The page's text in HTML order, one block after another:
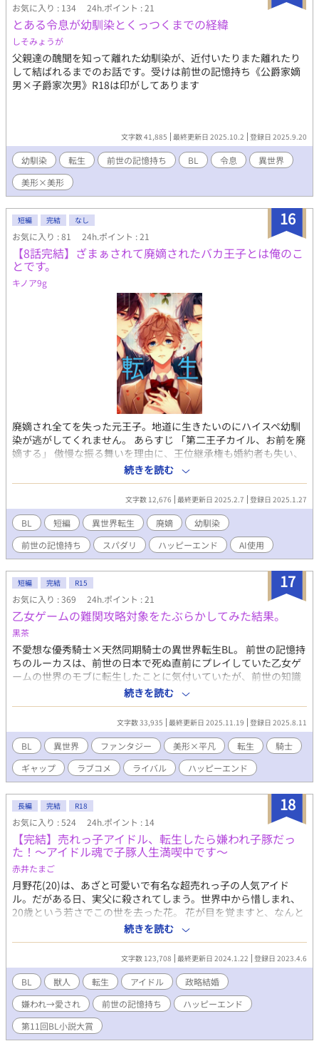
お気に入り : 134 24h.ポイント : 21
とある令息が幼馴染とくっつくまでの経緯
しそみょうが
父親達の醜聞を知って離れた幼馴染が、近付いたりまた離れたり
して結ばれるまでのお話です。受けは前世の記憶持ち《公爵家嫡
男×子爵家次男》R18は印がしてあります
文字数 41,885 最終更新日 2025.10.2 登録日 2025.9.20
幼馴染 転生 前世の記憶持ち BL 令息
異世界
美形×美形
16
短編 完結 なし
お気に入り : 81 24h.ポイント : 21
【8話完結】ざまぁされて廃嫡されたバカ王子とは俺のこ
とです。
キノア9g
廃嫡され全てを失った元王子。地道に生きたいのにハイスペ幼馴
染が逃がしてくれません。 あらすじ 「第二王子カイル、お前を廃
嫡する」 傲慢な振る舞いを理由に、王位継承権も婚約者も失い、
国外追放されたカイル。 絶望の最中、彼に蘇ったのは「ブラック
企業で使い潰された前世の記憶」だった。 「もう二度と、他人任
せにはしない」 前世の反省を活かし、隣国の冒険者ギルドで雑用
係（清掃員）として地道にやり直そうとするカイル。しかし、そ
んな彼を追いかけてきたのは、隣国の貴族であり幼馴染のレオナ
ードだった。 「君がどんな立場になろうと、僕にとっては君は君
だ」 落ちぶれたカイルに変わらぬ愛を注ぎ、元婚約者の悪意ある
噂からも守り抜くレオナード。 すべてを失った元バカ王子が、社
畜根性と幼馴染の溺愛によって幸せを掴むまでの、再起と愛の物
語。 全8話。
続きを読む
文字数 12,676 最終更新日 2025.2.7 登録日 2025.1.27
BL 短編 異世界転生 廃嫡
幼馴染
前世の記憶持ち
スパダリ ハッピーエンド AI使用
17
短編 完結 R15
お気に入り : 369 24h.ポイント : 21
乙女ゲームの難関攻略対象をたぶらかしてみた結果。
黒茶
不愛想な優秀騎士×天然同期騎士の異世界転生BL。 前世の記憶持
ちのルーカスは、前世の日本で死ぬ直前にプレイしていた乙女ゲ
ームの世界のモブに転生したことに気付いていたが、前世の知識
を活かすこともなく、その世界の魔法に魅せられて魔法騎士にな
った。 魔法騎士学院時代にゲームの難関攻略対象であるジークハ
ルトと出会ったが、前世で攻略に苦労させられたことを逆恨みし
てジークハルトを一方的にライバル視していたが一度も勝てない
まま、お互い別の騎士団に配属になり数年が過ぎた。 そして突然
ジークハルトがルーカスの騎士団に移動してきたことから、「せ
めてジークハルトの不愛想な表情を崩してみたい！乙女ゲームの
ときみたいにオレがジークハルトをたぶらかしてやる！」と頭が
悪すぎる作戦を決行することにしたのだが・・・ 誘い受けしたい
のにうまくできないかわいらしい受と、それでも距離がどんどん
近づいていく優秀攻のお話です。 全２０話の短めのラブコメで
す。 漫画の単行本に換算すると全１巻くらいです。 さくさくお話
がすすむので読みやすいと思います。 私の好きを詰め込みまし
た、よろしくお願いします！ 性的表現がある回には※をつけま
す。
続きを読む
文字数 33,935 最終更新日 2025.11.19 登録日 2025.8.11
BL 異世界 ファンタジー 美形×平凡 転生
騎士
ギャップ
ラブコメ ライバル ハッピーエンド
18
長編 完結 R18
お気に入り : 524 24h.ポイント : 14
【完結】売れっ子アイドル、転生したら嫌われ子豚だっ
た！～アイドル魂で子豚人生満喫中です～
赤井たまご
月野花(20)は、あざと可愛いで有名な超売れっ子の人気アイド
ル。だがある日、実父に殺されてしまう。世界中から惜しまれ、
20歳という若さでこの世を去った花。 花が目を覚ますと、なんと
「獣人」が暮らする「テルース星」の豚獣人・フルール・コロネ
ット(14)に転生していた。しかも、前世の記憶を思い出したの
は、自分の結婚式の最中。お相手は、テルース星の四大国の内の
一つ「ベルヴァ王国」現国王・狼獣人のウルティムス・レイル・
ベルヴァ(26)だった。 初夜、フルールはウルティムスに「こんな
ちんちくりん、俺様に相応しくない」と暴言を吐かれる。フルー
ルは夫に蔑まれ、辛い結婚生活を送ることに……なることはなか
った。前世の花は、芸能界の荒波の中を生き抜いてきた猛者。や
られっぱなしなどあり得ない！ 「そっちがその気なら僕も好きに
続きを読む
文字数 123,708 最終更新日 2024.1.22 登録日 2023.4.6
BL 獣人 転生 アイドル
政略結婚
嫌われ→愛され
前世の記憶持ち
ハッピーエンド
第11回BL小説大賞